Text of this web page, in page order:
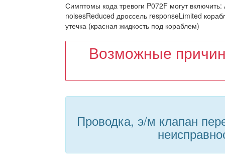
Симптомы кода тревоги P072F могут
noisesReduced дроссель responseLimited
утечка (красная жидкость под кораблем)
Возможные
Проводка, э/м клапан